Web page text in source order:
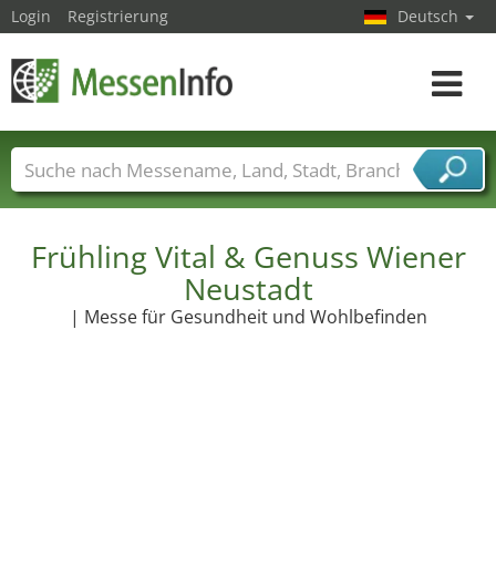
Frühling Vital & Genuss Wiener
Neustadt
| Messe für Gesundheit und Wohlbefinden
Login Registrierung Deutsch
Toggle
Messenamen Länder Städte
Branchen